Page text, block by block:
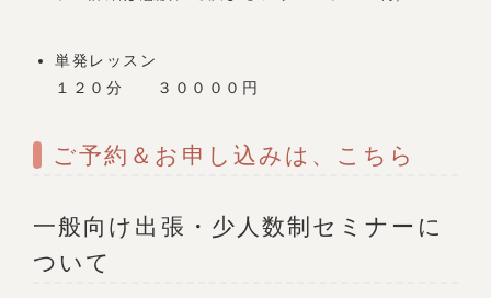
単発レッスン
１２０分 ３００００円
ご予約＆お申し込みは、こちら
一般向け出張・少人数制セミナーに
ついて